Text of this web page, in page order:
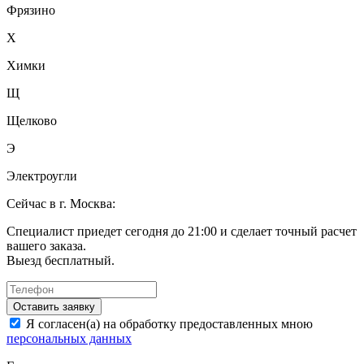
Фрязино
Х
Химки
Щ
Щелково
Э
Электроугли
Сейчас в г. Москва:
Специалист приедет сегодня до 21:00 и сделает точный расчет
вашего заказа.
Выезд бесплатный.
Оставить заявку
Я согласен(а) на обработку предоставленных мною
персональных данных